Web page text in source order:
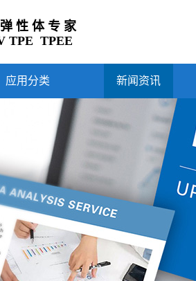
性 体 专 家
TPE TPEE
应用分类 新闻资讯